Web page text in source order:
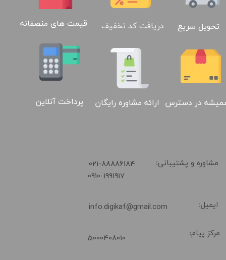
تحویل سریع دریافت کد تخفیف قیمت های منصفانه
در دسترس ارائه مشاوره رایگان پرداخت آنلاین
مشاوره و پشتیبانی: ​021-88886184
info.digikaf@gmail.com ایمیل:
مرکز پیام: 5000408010
0910-1991917